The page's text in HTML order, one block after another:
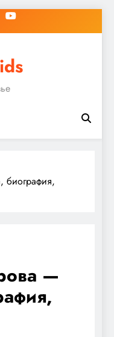
биография,
—